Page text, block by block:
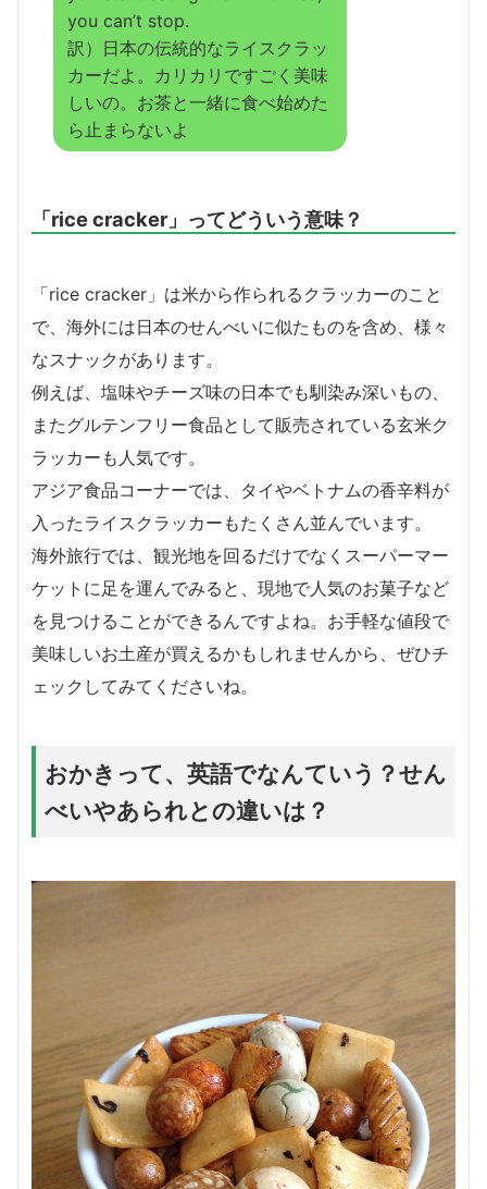
you can’t stop.
訳）日本の伝統的なライスクラッ
カーだよ。カリカリですごく美味
しいの。お茶と一緒に食べ始めた
ら止まらないよ
「rice cracker」ってどういう意味？
「rice cracker」は米から作られるクラッカーのこと
で、海外には日本のせんべいに似たものを含め、様々
なスナックがあります。
例えば、塩味やチーズ味の日本でも馴染み深いもの、
またグルテンフリー食品として販売されている玄米ク
ラッカーも人気です。
アジア食品コーナーでは、タイやベトナムの香辛料が
入ったライスクラッカーもたくさん並んでいます。
海外旅行では、観光地を回るだけでなくスーパーマー
ケットに足を運んでみると、現地で人気のお菓子など
を見つけることができるんですよね。お手軽な値段で
美味しいお土産が買えるかもしれませんから、ぜひチ
ェックしてみてくださいね。
おかきって、英語でなんていう？せん
べいやあられとの違いは？